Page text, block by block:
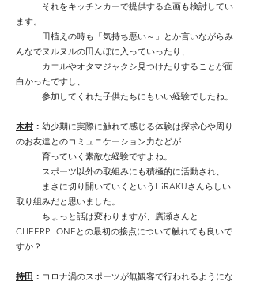
それをキッチンカーで提供する企画も検討してい
ます。
田植えの時も「気持ち悪い～」とか言いながらみ
んなでヌルヌルの田んぼに入っていったり、
カエルやオタマジャクシ見つけたりすることが面
白かったですし、
参加してくれた子供たちにもいい経験でしたね。
木村： 幼少期に実際に触れて感じる体験は探求心や周り
のお友達とのコミュニケーション力などが
育っていく素敵な経験ですよね。
スポーツ以外の取組みにも積極的に活動され、
まさに切り開いていくというHiRAKUさんらしい
取り組みだと思いました。
ちょっと話は変わりますが、廣瀬さんと
CHEERPHONEとの最初の接点について触れても良いで
すか？
持田 ： コロナ渦のスポーツが無観客で行われるようにな